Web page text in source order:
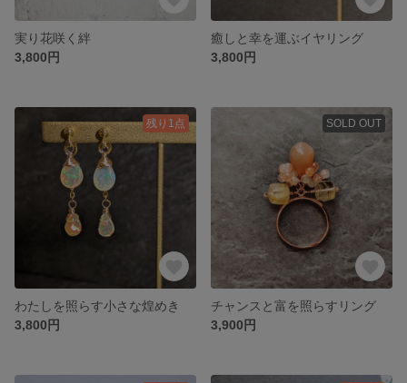
実り花咲く絆
3,800円
癒しと幸を運ぶイヤリング
3,800円
残り1点
わたしを照らす小さな煌めき
3,800円
SOLD OUT
チャンスと富を照らすリング
3,900円